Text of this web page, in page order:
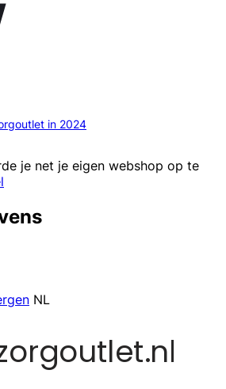
in 2024
je net je eigen webshop op te
NL